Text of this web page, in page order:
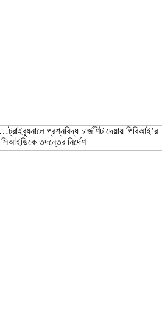
প্রশ্নবিদ্ধ চার্জশিট দেয়ায় পিবিআই’র
তদন্তের নির্দেশ